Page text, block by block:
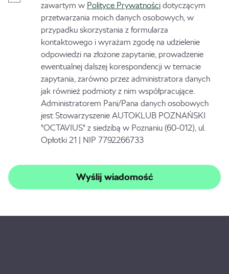
zawartym w Polityce Prywatności dotyczącym
przetwarzania moich danych osobowych, w
przypadku skorzystania z formularza
kontaktowego i wyrażam zgodę na udzielenie
odpowiedzi na złożone zapytanie, prowadzenie
ewentualnej dalszej korespondencji w temacie
zapytania, zarówno przez administratora danych
jak również podmioty z nim współpracujące.
Administratorem Pani/Pana danych osobowych
jest Stowarzyszenie AUTOKLUB POZNAŃSKI
"OCTAVIUS" z siedzibą w Poznaniu (60-012), ul.
Opłotki 21 | NIP 7792266733